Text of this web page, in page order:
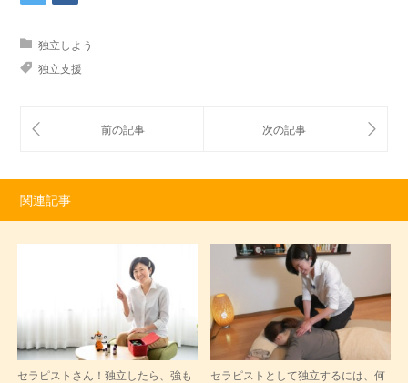
独立しよう
独立支援
関連記事
セラピストさん！独立したら、強も
セラピストとして独立するには、何